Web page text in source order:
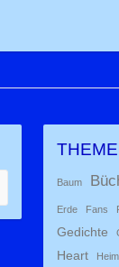
Baum
Erde Fans
Gedichte
Heart